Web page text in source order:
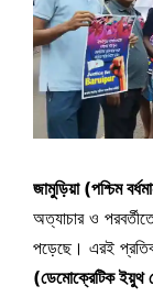
জামুড়িয়া (পশ্চিম
অত্যাচার ও
পড়েছে। এরই
(ডেমোক্রেটিক ইয়ুথ